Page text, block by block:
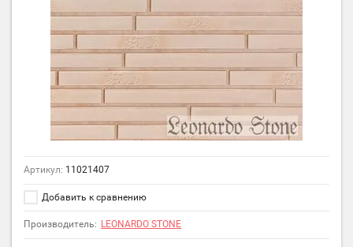
Артикул: 11021407
Добавить к сравнению
Производитель: LEONARDO STONE